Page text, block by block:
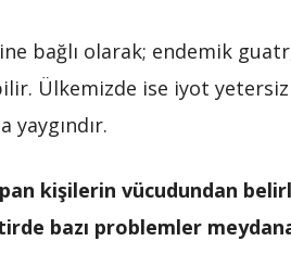
bağlı olarak; endemik
Ülkemizde ise iyot
yaygındır.
kişilerin vücudundan
bazı problemler